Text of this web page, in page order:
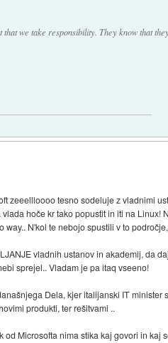
we take responsibility. They know that
zeeellloooo tesno sodeluje z vladnimi
hoče kr tako popustit in iti na
way.. N'kol te nebojo spustili v to
vladnih ustanov in akademij, da
sprejel.. Vladam je pa itaq vseeno!
Dela, kjer italijanski IT
produkti, ter rešitvami ..
od Microsofta nima stika kaj govori in